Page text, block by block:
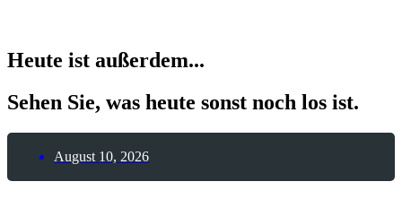
Heute ist außerdem...
Sehen Sie, was heute sonst noch los ist.
August 10, 2026